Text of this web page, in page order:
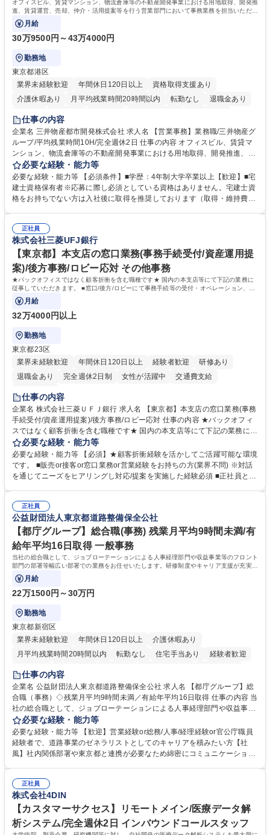
オフィスビル、賃貸マンション、物流倉庫等の不動産開発事業における用地取得、開発推
進、賃貸運営、売却、仲介・活用提案等を行う営業部門において事務業務を担当いただき
ます。
月給
30万9500円～43万4000円
勤務地
東京都港区
業界未経験歓迎
年間休日120日以上
資格取得支援あり
介護休暇あり
月平均残業時間20時間以内 転勤なし
退職金あり
在宅OK
賞与あり
駅近5分以内
土日祝休み 寮・社宅あり
仕事の内容
企業名 三井物産都市開発株式会社 求人名 【営業事務】業務職/三井物産グ
ループ/平均残業時間10H/完全週休2日 仕事の内容 オフィスビル、賃貸マ
ンション、物流倉庫等の不動産開発事業における用地取得、開発推進、賃
貸運営、売却、仲介・活用提案等を行う営業部門において事務業務を担当
いただきます。 【詳細】・契約書管理、契約書製本、捺印対応、ファイリ
ング、登記簿取得、調書取得・支払業務（各種費用支払、支払管理、請
求・支払データ登録、取引先マスター申請対応）・予算作成及び予実管
の他に担当頂く業務が発生する場合があります。 募集職種 【営業事務】
業務職/三井物産グループ/平均残業時間10H/完全週休2日
必要な経験・能力等
必要な経験・能力等 【必須条件】■学歴：4年制大学卒業以上【歓迎】■宅
建士資格保有者※応募に際し必須としている資格はありません。宅建士資
格をお持ちでない方は入社後に取得を推奨しております（取得・維持費用
ション力がある方。 ・チャレンジを厭わず、粘り強く業務に取り組める
方。多様な関係者と謙虚に信頼関係を構築でき、期限を意識したスケジュ
ール管理が出来る方。※将来的に他部署（営業部門、コーポレート部門）
へのジョブローテーションの可能性があります。 学歴・資格 学歴：大学
院 大学 語学力： 資格：宅地建物取引士
正社員
株式会社三菱UFJ銀行
【東京都】本支店の窓口業務(事務手続受付/資産運用提
案)/後方事務/ロビー応対 その他事務
★バックオフィスではなく顧客折衝を含む職種です★ 国内の本支店等にて下記の業務に
従事していただきます。 ■窓口/後方/ロビーにて事務手続等の受付・オペレーション、お
客様対応
月給
32万4000円以上
勤務地
東京都23区
業界未経験歓迎
年間休日120日以上 経験者歓迎
研修あり
退職金あり
完全週休2日制 女性が活躍中
交通費支給
土日祝休み
仕事の内容
企業名 株式会社三菱ＵＦＪ銀行 求人名 【東京都】本支店の窓口業務(事務
手続受付/資産運用提案)/後方事務/ロビー応対 仕事の内容 ★バックオフィ
スではなく顧客折衝を含む職種です★ 国内の本支店等にて下記の業務に従
事していただきます。 ■窓口/後方/ロビーにて事務手続等の受付・オペレ
ーション、お客様対応 ■窓口にて、ご来店された個人のお客様に対して金
融商品のご提案 ■効率的な事務運用の検討・構築等 ≪業務紹介：ご応募前
に必ずご覧ください≫ ※記事 https://www.mysite.bk.mufg.jp/career/circle/
必要な経験・能力等
必要な経験・能力等 【必須】★顧客折衝経験を活かしてご活躍可能な環境
です。 ■販売or接客or窓口業務or営業経験をお持ちの方(業界不問) ※対話
を通じてニーズをヒアリングし対応/提案を実施した経験必須 ■正社員とし
るので安心して入行いただけます。 幅広いキャリアの選択肢があり、公募
や社内副業等を活用し、 一人ひとりが挑戦できるカルチャーが浸透してい
ます。 学歴・資格 学歴：大学院 大学 高専 短大 専修学校 高校 語学力：
資格：
正社員
公益財団法人東京都道路整備保全公社
【都庁グループ】総合職(事務) 残業月平均9時間未満/有
給年平均16日取得 一般事務
当社の総合職として、ジョブローテーションによる人事経理部門や収益事業等のフロント
部門の部署等幅広い部署での業務をお任せいたします。研修制度やキャリア支援が充実し
ております！ ※下記業務詳細
月給
22万1500円～30万円
勤務地
東京都新宿区
業界未経験歓迎
年間休日120日以上
介護休暇あり
月平均残業時間20時間以内
転勤なし 住宅手当あり
経験者歓迎
研修あり
退職金あり
駅近5分以内
資格取得手当あり 食事補助あり
仕事の内容
企業名 公益財団法人東京都道路整備保全公社 求人名 【都庁グループ】総
合職（事務）◇残業月平均9時間未満／有給年平均16日取得 仕事の内容 当
社の総合職として、ジョブローテーションによる人事経理部門や収益事業
等のフロント部門の部署等幅広い部署での業務をお任せいたします。研修
制度やキャリア支援が充実しております！ ※下記業務詳細 【業務詳細】■
管理部門：広報、人事、経理など当公社の運営に係る管理業務 ■収益部
門：駐車場の新規開拓、管理運営、新宿駅西口広場の「イベントコーナ
道路施設や道路工事現場の見学ツアー事業 ※入社後は上記いずれかの部門
へ配属。※業務内容変更の範囲：会社の定める業務 募集職種 【都庁グル
ープ】総合職（事務）◇残業月平均9時間未満／有給年平均16日取得
必要な経験・能力等
必要な経験・能力等 【歓迎】営業経験or総務/人事/経理経験or官公庁職員
経験者で、道路事業のゼネラリストとしてのキャリアを積みたい方【社
風】社内関係部署や東京都と連携が必要なため綿密にコミュニケーション
部門など多岐に渡る業務を経験できます。 ■様々なプロジェクト：駐車場
事業の他、新宿駅西口広場内に設置された照明を兼ねた広告「ブライトサ
イン」の管理運営を行うなど、事業収益を生み出す活動を積極的に行って
います。 学歴・資格 学歴：大学院 大学 高専 短大 専修学校 高校 語学力：
資格：
正社員
株式会社4DIN
【カスタマーサクセス】リモートメイン/医療データ解
析システム/完全週休2日 インバウンドコールスタッフ